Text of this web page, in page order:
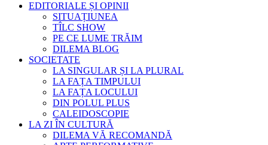
EDITORIALE ȘI OPINII
SITUAȚIUNEA
TÎLC SHOW
PE CE LUME TRĂIM
DILEMA BLOG
SOCIETATE
LA SINGULAR ȘI LA PLURAL
LA FAȚA TIMPULUI
LA FAȚA LOCULUI
DIN POLUL PLUS
CALEIDOSCOPIE
LA ZI ÎN CULTURĂ
DILEMA VĂ RECOMANDĂ